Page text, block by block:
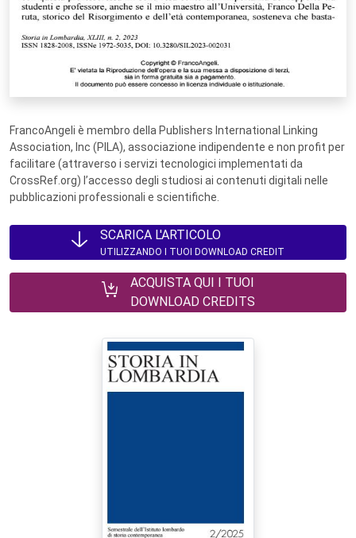
FrancoAngeli è membro della Publishers International Linking
Association, Inc (PILA), associazione indipendente e non profit per
facilitare (attraverso i servizi tecnologici implementati da
CrossRef.org) l’accesso degli studiosi ai contenuti digitali nelle
pubblicazioni professionali e scientifiche.
SCARICA L'ARTICOLO
UTILIZZANDO I TUOI DOWNLOAD CREDIT
ACQUISTA QUI I TUOI
DOWNLOAD CREDITS